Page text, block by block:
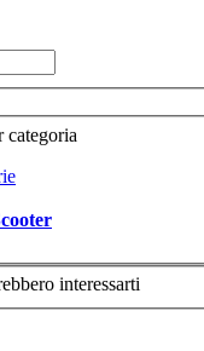
categoria
interessarti